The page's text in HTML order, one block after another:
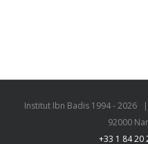
Institut Ibn Badis 1994 -2026 |
92000
+33 1 84 20